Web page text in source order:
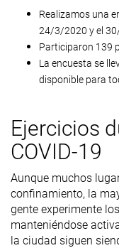
Realizamos una
24/3/2020 y el
Participaron 139
La encuesta se
disponible para
Ejercicios
COVID-19
Aunque muchos
confinamiento, la
gente experimente los
manteniéndose
la ciudad siguen